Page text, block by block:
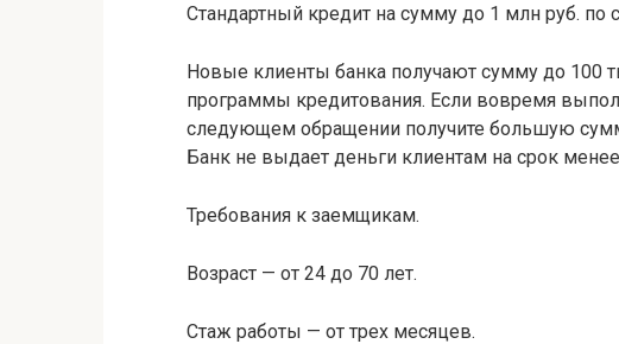
Стандартный кредит на сумму до 1 млн руб. по
Новые клиенты банка получают сумму до 100
программы кредитования. Если вовремя
следующем обращении получите большую
Банк не выдает деньги клиентам на срок
Требования к заемщикам.
Возраст — от 24 до 70 лет.
Стаж работы — от трех месяцев.